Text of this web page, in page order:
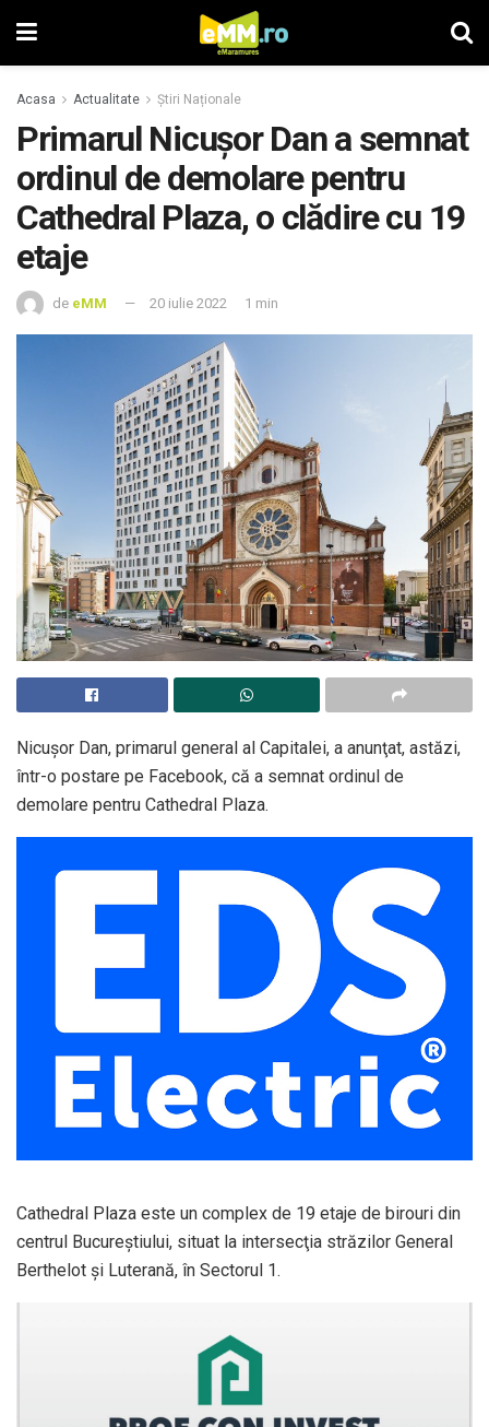
Acasa Actualitate Știri Naționale
Primarul Nicuşor Dan a semnat
ordinul de demolare pentru
Cathedral Plaza, o clădire cu 19
etaje
de eMM 20 iulie 2022 1 min
Nicuşor Dan, primarul general al Capitalei, a anunţat, astăzi,
într-o postare pe Facebook, că a semnat ordinul de
demolare pentru Cathedral Plaza.
Cathedral Plaza este un complex de 19 etaje de birouri din
centrul Bucureştiului, situat la intersecţia străzilor General
Berthelot şi Luterană, în Sectorul 1.